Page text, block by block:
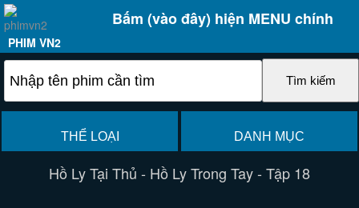
Bấm (vào đây) hiện MENU chính
PHIM VN2
THỂ LOẠI DANH MỤC
Hồ Ly Tại Thủ - Hồ Ly Trong Tay - Tập 18